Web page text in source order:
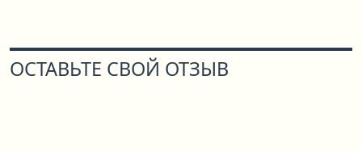
ОСТАВЬТЕ СВОЙ ОТЗЫВ